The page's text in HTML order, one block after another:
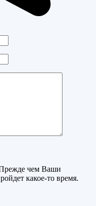
чем Ваши
какое-то время.